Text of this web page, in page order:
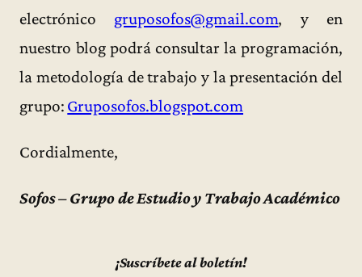
electrónico gruposofos@gmail.com, y en
nuestro blog podrá consultar la programación,
la metodología de trabajo y la presentación del
grupo: Gruposofos.blogspot.com
Cordialmente,
Sofos – Grupo de Estudio y Trabajo Académico
¡Suscríbete al boletín!